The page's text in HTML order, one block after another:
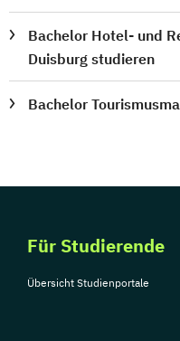
Bachelor Hotel- und
Duisburg studieren
Bachelor
Für Studierende
Übersicht Studienportale